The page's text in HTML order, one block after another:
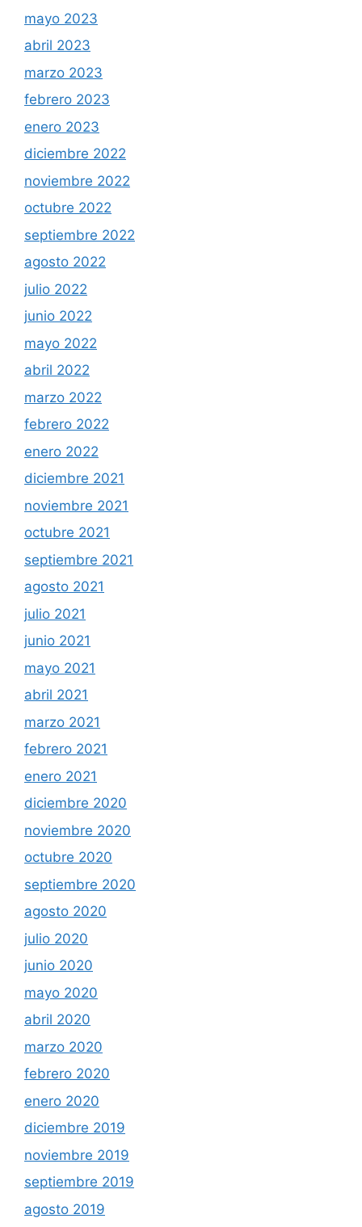
mayo 2023
abril 2023
marzo 2023
febrero 2023
enero 2023
diciembre 2022
noviembre 2022
octubre 2022
septiembre 2022
agosto 2022
julio 2022
junio 2022
mayo 2022
abril 2022
marzo 2022
febrero 2022
enero 2022
diciembre 2021
noviembre 2021
octubre 2021
septiembre 2021
agosto 2021
julio 2021
junio 2021
mayo 2021
abril 2021
marzo 2021
febrero 2021
enero 2021
diciembre 2020
noviembre 2020
octubre 2020
septiembre 2020
agosto 2020
julio 2020
junio 2020
mayo 2020
abril 2020
marzo 2020
febrero 2020
enero 2020
diciembre 2019
noviembre 2019
septiembre 2019
agosto 2019